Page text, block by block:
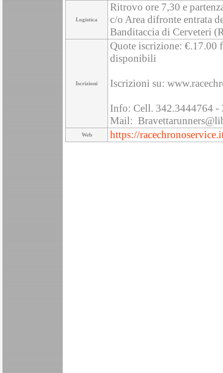
Logistica
Ritrovo ore 7,30 e
c/o Area difronte entrata
Banditaccia di Cerveteri
Iscrizioni
Quote iscrizione: €.17.00
disponibili
Iscrizioni su:
Info: Cell. 342.3444764 -
Mail:
Web https://